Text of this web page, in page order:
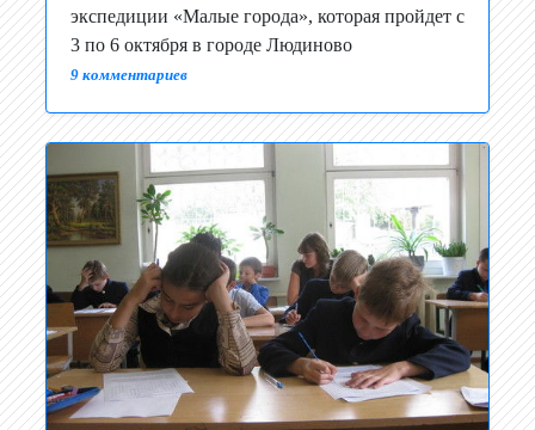
экспедиции «Малые города», которая пройдет с
3 по 6 октября в городе Людиново
9 комментариев